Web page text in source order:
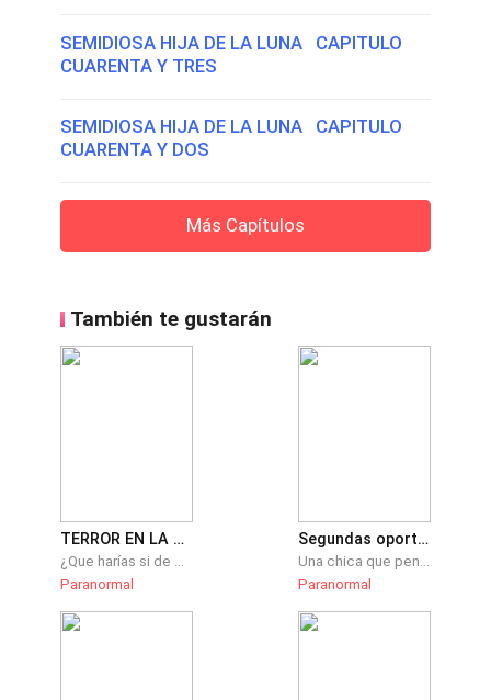
SEMIDIOSA HIJA DE LA LUNA CAPITULO
CUARENTA Y TRES
SEMIDIOSA HIJA DE LA LUNA CAPITULO
CUARENTA Y DOS
Más Capítulos
También te gustarán
TERROR EN LA NIEBLA
¿Que harías si de pronto un día comienzas a escuchar ruidos extraños? Donde comenzó todo, está más cerca de lo que ellos creen. Buscar la raíz del problema será la menor de sus preocupaciones!!!
Paranormal
Segundas oportunidades
Una chica que pensaba que no tenía suerte en el amor al fin cree encontrar a su alma gemela, pero será realmente él quien la ama de verdad o será que nunca encontrará el amor? Bueno cosas más increíbles han sucedido
Paranormal